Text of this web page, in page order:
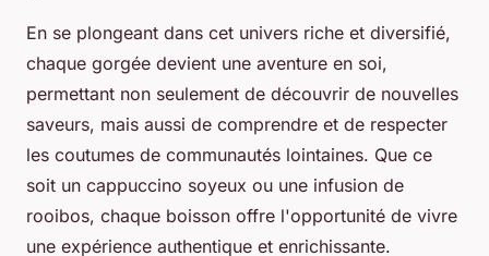
En se plongeant dans cet univers riche et diversifié,
chaque gorgée devient une aventure en soi,
permettant non seulement de découvrir de nouvelles
saveurs, mais aussi de comprendre et de respecter
les coutumes de communautés lointaines. Que ce
soit un cappuccino soyeux ou une infusion de
rooibos, chaque boisson offre l'opportunité de vivre
une expérience authentique et enrichissante.